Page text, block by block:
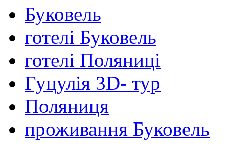
Буковель
готелі Буковель
готелі Поляниці
Гуцулія 3D- тур
Поляниця
проживання Буковель